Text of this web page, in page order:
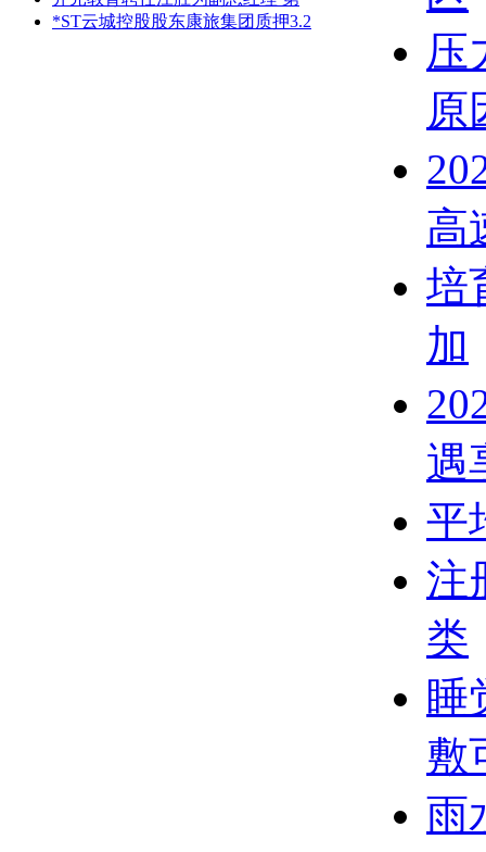
*ST云城控股股东康旅集团质押3.2
压
原
高
培
加
遇
平
注
类
睡
敷
雨